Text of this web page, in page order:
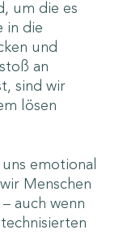
um die es
in die
und
an
sind wir
lösen
emotional
Menschen
auch wenn